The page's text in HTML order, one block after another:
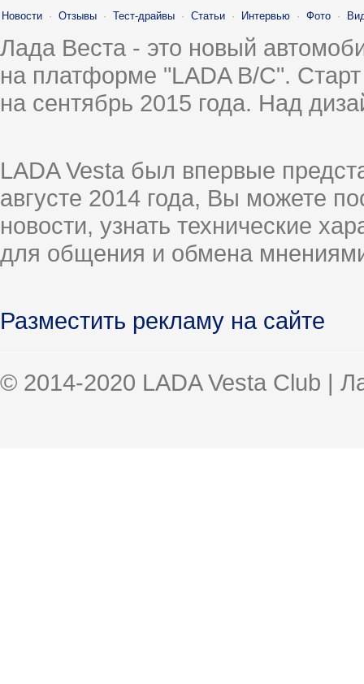
Новости · Отзывы · Тест-драйвы · Статьи · Интервью · Фото ·
Лада Веста - это новый
на платформе "LADA B/C".
на сентябрь 2015 года. Над
LADA Vesta был впервые
августе 2014 года, Вы можете
новости, узнать технические
для общения и обмена
Разместить рекламу на сайте
© 2014-2020 LADA Vesta Club |